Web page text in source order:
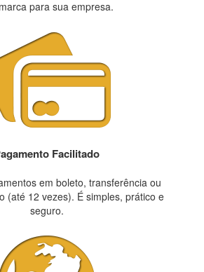
para sua empresa.
Facilitado
em boleto, transferência ou
(até 12 vezes). É simples, prático e
seguro.